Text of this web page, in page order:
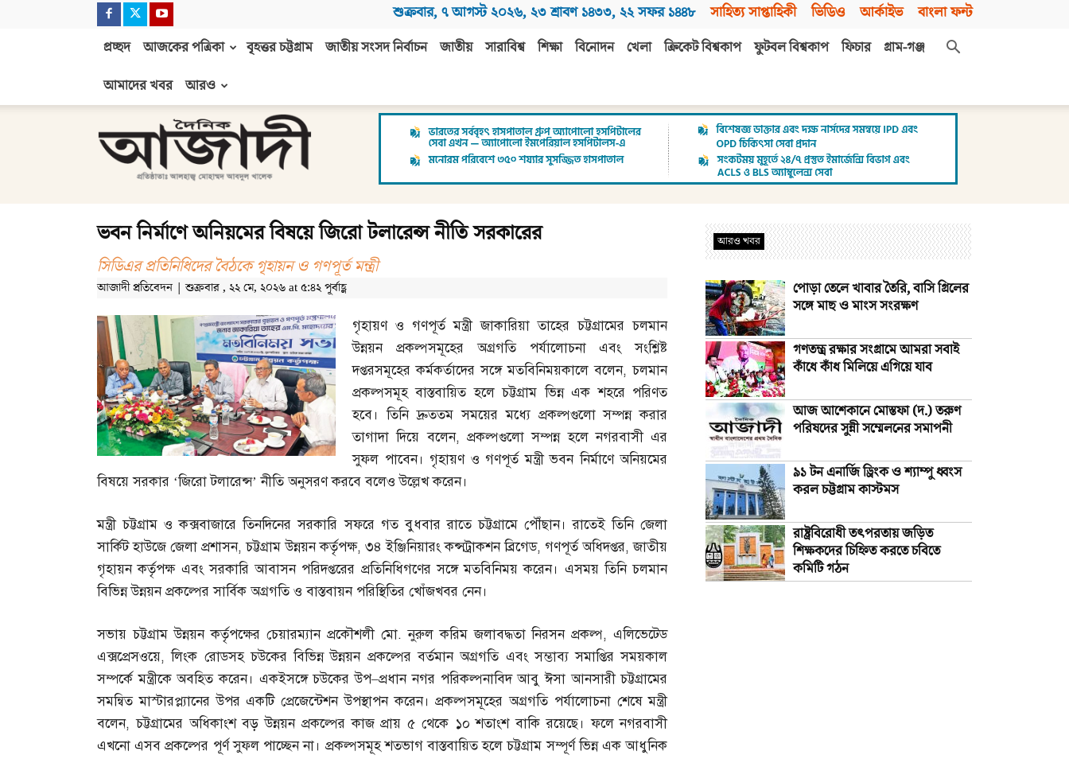
শুক্রবার, ৭ আগস্ট ২০২৬, ২৩ শ্রাবণ ১৪৩৩, ২২ সফর ১৪৪৮ সাহিত্য সাপ্তাহিকী ভিডিও আর্কাইভ বাংলা ফন্ট
প্রচ্ছদ আজকের পত্রিকা বৃহত্তর চট্টগ্রাম জাতীয় সংসদ নির্বাচন জাতীয় সারাবিশ্ব শিক্ষা বিনোদন খেলা ক্রিকেট বিশ্বকাপ ফুটবল বিশ্বকাপ ফিচার
গ্রাম-গঞ্জ
আমাদের খবর
আরও
আজাদী
ভবন নির্মাণে অনিয়মের বিষয়ে জিরো টলারেন্স নীতি সরকারের
সিডিএর প্রতিনিধিদের বৈঠকে গৃহায়ন ও গণপূর্ত মন্ত্রী
আজাদী প্রতিবেদন | শুক্রবার , ২২ মে, ২০২৬ at ৫:৪২ পূর্বাহ্ণ
গৃহায়ণ ও গণপূর্ত মন্ত্রী জাকারিয়া তাহের চট্টগ্রামের চলমান
উন্নয়ন প্রকল্পসমূহের অগ্রগতি পর্যালোচনা এবং সংশ্লিষ্ট
দপ্তরসমূহের কর্মকর্তাদের সঙ্গে মতবিনিময়কালে বলেন,চলমান
প্রকল্পসমূহ বাস্তবায়িত হলে চট্টগ্রাম ভিন্ন এক শহরে পরিণত
হবে। তিনি দ্রুততম সময়ের মধ্যে প্রকল্পগুলো সম্পন্ন করার
তাগাদা দিয়ে বলেন,প্রকল্পগুলো সম্পন্ন হলে নগরবাসী এর
সুফল পাবেন। গৃহায়ণ ও গণপূর্ত মন্ত্রী ভবন নির্মাণে অনিয়মের
বিষয়ে সরকার ‘জিরো টলারেন্স’ নীতি অনুসরণ করবে বলেও উল্লেখ করেন।
মন্ত্রী চট্টগ্রাম ও কক্সবাজারে তিনদিনের সরকারি সফরে গত বুধবার রাতে চট্টগ্রামে পৌঁছান। রাতেই তিনি জেলা
সার্কিট হাউজে জেলা প্রশাসন,চট্টগ্রাম উন্নয়ন কর্তৃপক্ষ, ৩৪ ইঞ্জিনিয়ারং কন্সট্রাকশন ব্রিগেড,গণপূর্ত অধিদপ্তর,জাতীয়
গৃহায়ন কর্তৃপক্ষ এবং সরকারি আবাসন পরিদপ্তরের প্রতিনিধিগণের সঙ্গে মতবিনিময় করেন। এসময় তিনি চলমান
বিভিন্ন উন্নয়ন প্রকল্পের সার্বিক অগ্রগতি ও বাস্তবায়ন পরিস্থিতির খোঁজখবর নেন।
সভায় চট্টগ্রাম উন্নয়ন কর্তৃপক্ষের চেয়ারম্যান প্রকৌশলী মো.নুরুল করিম জলাবদ্ধতা নিরসন প্রকল্প,এলিভেটেড
এক্সপ্রেসওয়ে,লিংক রোডসহ চউকের বিভিন্ন উন্নয়ন প্রকল্পের বর্তমান অগ্রগতি এবং সম্ভাব্য সমাপ্তির সময়কাল
সম্পর্কে মন্ত্রীকে অবহিত করেন। একইসঙ্গে চউকের উপ–প্রধান নগর পরিকল্পনাবিদ আবু ঈসা আনসারী চট্টগ্রামের
সমন্বিত মাস্টারপ্ল্যানের উপর একটি প্রেজেন্টেশন উপস্থাপন করেন। প্রকল্পসমূহের অগ্রগতি পর্যালোচনা শেষে মন্ত্রী
বলেন,চট্টগ্রামের অধিকাংশ বড় উন্নয়ন প্রকল্পের কাজ প্রায় ৫ থেকে ১০ শতাংশ বাকি রয়েছে। ফলে নগরবাসী
এখনো এসব প্রকল্পের পূর্ণ সুফল পাচ্ছেন না। প্রকল্পসমূহ শতভাগ বাস্তবায়িত হলে চট্টগ্রাম সম্পূর্ণ ভিন্ন এক আধুনিক
আরও খবর
পোড়া তেলে খাবার তৈরি, বাসি গ্রিলের
সঙ্গে মাছ ও মাংস সংরক্ষণ
গণতন্ত্র রক্ষার সংগ্রামে আমরা সবাই
কাঁধে কাঁধ মিলিয়ে এগিয়ে যাব
আজ আশেকানে মোস্তফা (দ.) তরুণ
পরিষদের সুন্নী সম্মেলনের সমাপনী
৯১ টন এনার্জি ড্রিংক ও শ্যাম্পু ধ্বংস
করল চট্টগ্রাম কাস্টমস
রাষ্ট্রবিরোধী তৎপরতায় জড়িত
শিক্ষকদের চিহ্নিত করতে চবিতে
কমিটি গঠন